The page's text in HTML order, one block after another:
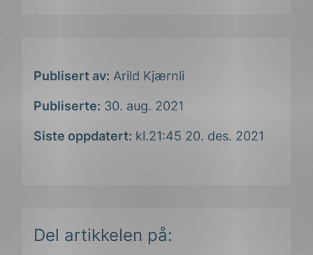
Publisert av: Arild Kjærnli
Publiserte: 30. aug. 2021
Siste oppdatert: kl.21:45 20. des. 2021
Del artikkelen på: